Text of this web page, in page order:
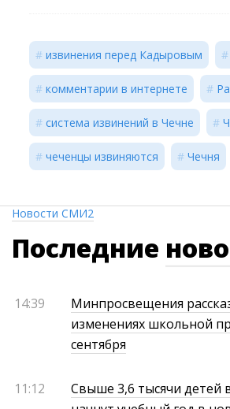
извинения перед Кадыровым
комментарии в интернете
система извинений в Чечне
чеченцы извиняются Чечня
Новости СМИ2
Последние
14:39
Минпросвещения
изменениях школьной
сентября
11:12
Свыше 3,6 тысячи детей